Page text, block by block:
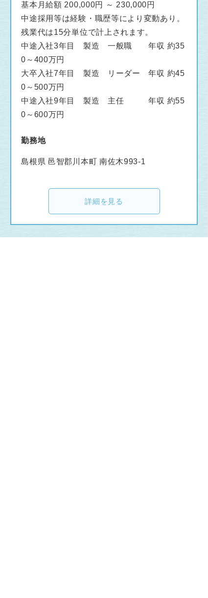
基本月給額 200,000円 ～ 230,000円
中途採用等は経験・職歴等により変動あり。
残業代は15分単位で計上されます。
中途入社3年目 製造 一般職 年収 約35
0～400万円
大卒入社7年目 製造 リーダー 年収 約45
0～500万円
中途入社9年目 製造 主任 年収 約55
0～600万円
勤務地
島根県 邑智郡川本町 南佐木993-1
詳細を見る